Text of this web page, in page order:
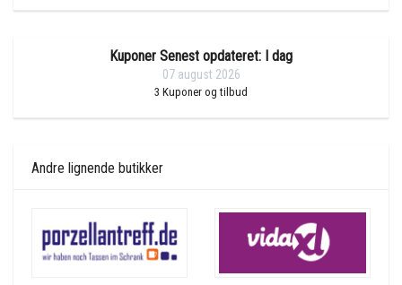
Kuponer Senest opdateret: I dag
07 august 2026
3 Kuponer og tilbud
Andre lignende butikker